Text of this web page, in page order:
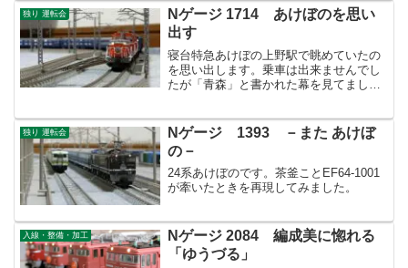
独り 運転会
Nゲージ 1714 あけぼのを思い
出す
寝台特急あけぼの上野駅で眺めていたの
を思い出します。乗車は出来ませんでし
たが「青森」と書かれた幕を見てまし
独り 運転会
Nゲージ 1393 －また あけぼ
の－
24系あけぼのです。茶釜ことEF64-1001
が牽いたときを再現してみました。
入線・整備・加工
Nゲージ 2084 編成美に惚れる
「ゆうづる」